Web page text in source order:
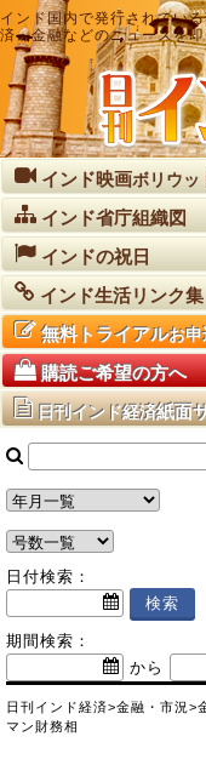
インド国内で発行されてい
済・金融などのニュースを
インド映画ボリウッ
インド省庁組織図
インドの祝日
インド生活リンク集
無料トライアルお申
購読ご希望の方へ
日刊インド経済紙面
日付検索：
期間検索：
から
日刊インド経済>金融・市況 >
マン財務相